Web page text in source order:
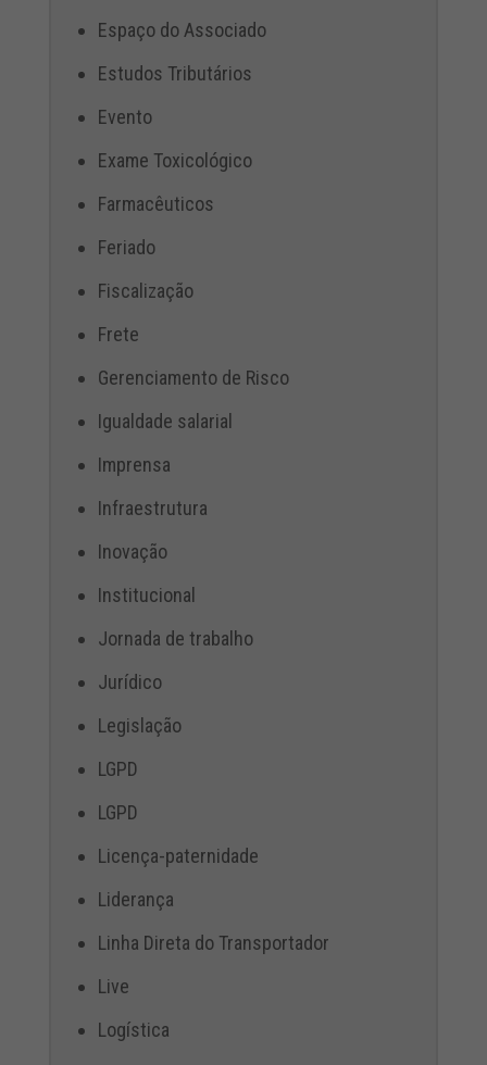
Espaço do Associado
Estudos Tributários
Evento
Exame Toxicológico
Farmacêuticos
Feriado
Fiscalização
Frete
Gerenciamento de Risco
Igualdade salarial
Imprensa
Infraestrutura
Inovação
Institucional
Jornada de trabalho
Jurídico
Legislação
LGPD
LGPD
Licença-paternidade
Liderança
Linha Direta do Transportador
Live
Logística